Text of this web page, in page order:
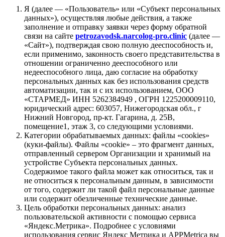
Я (далее — «Пользователь» или «Субъект персональных
данных»), осуществляя любые действия, а также
заполнение и отправку заявки через форму обратной
связи на сайте petrozavodsk.narcolog-pro.clinic (далее —
«Сайт»), подтверждая свою полную дееспособность и,
если применимо, законность своего представительства в
отношении ограниченно дееспособного или
недееспособного лица, даю согласие на обработку
персональных данных как без использования средств
автоматизации, так и с их использованием, ООО
«СТАРМЕД» ИНН 5262384949 , ОГРН 1225200009110,
юридический адрес: 603057, Нижегородская обл., г
Нижний Новгород, пр-кт. Гагарина, д. 25В,
помещение1, этаж 3, со следующими условиями.
Категории обрабатываемых данных: файлы «cookies»
(куки-файлы). Файлы «cookie» – это фрагмент данных,
отправленный сервером Организации и хранимый на
устройстве Субъекта персональных данных.
Содержимое такого файла может как относиться, так и
не относиться к персональным данным, в зависимости
от того, содержит ли такой файл персональные данные
или содержит обезличенные технические данные.
Цель обработки персональных данных: анализ
пользовательской активности с помощью сервиса
«Яндекс.Метрика». Подробнее с условиями
использования сервис Яндекс Метрика и APPMetrica вы